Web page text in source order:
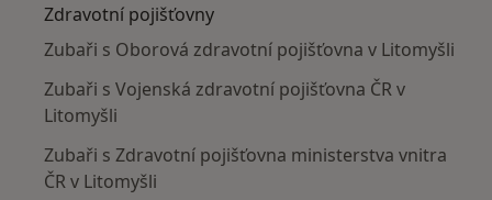
Zdravotní pojišťovny
Zubaři s Oborová zdravotní pojišťovna v Litomyšli
Zubaři s Vojenská zdravotní pojišťovna ČR v
Litomyšli
Zubaři s Zdravotní pojišťovna ministerstva vnitra
ČR v Litomyšli